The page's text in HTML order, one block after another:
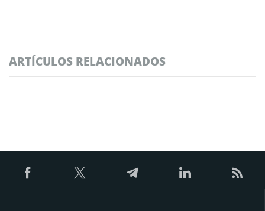
ARTÍCULOS RELACIONADOS